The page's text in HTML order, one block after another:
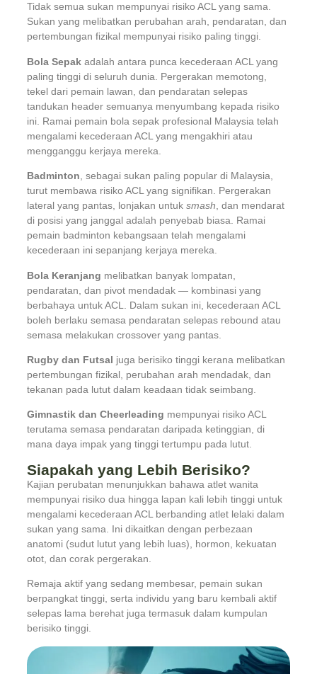
Tidak semua sukan mempunyai risiko ACL yang sama.
Sukan yang melibatkan perubahan arah, pendaratan, dan
pertembungan fizikal mempunyai risiko paling tinggi.
Bola Sepak adalah antara punca kecederaan ACL yang
paling tinggi di seluruh dunia. Pergerakan memotong,
tekel dari pemain lawan, dan pendaratan selepas
tandukan header semuanya menyumbang kepada risiko
ini. Ramai pemain bola sepak profesional Malaysia telah
mengalami kecederaan ACL yang mengakhiri atau
mengganggu kerjaya mereka.
Badminton, sebagai sukan paling popular di Malaysia,
turut membawa risiko ACL yang signifikan. Pergerakan
lateral yang pantas, lonjakan untuk smash, dan mendarat
di posisi yang janggal adalah penyebab biasa. Ramai
pemain badminton kebangsaan telah mengalami
kecederaan ini sepanjang kerjaya mereka.
Bola Keranjang melibatkan banyak lompatan,
pendaratan, dan pivot mendadak — kombinasi yang
berbahaya untuk ACL. Dalam sukan ini, kecederaan ACL
boleh berlaku semasa pendaratan selepas rebound atau
semasa melakukan crossover yang pantas.
Rugby dan Futsal juga berisiko tinggi kerana melibatkan
pertembungan fizikal, perubahan arah mendadak, dan
tekanan pada lutut dalam keadaan tidak seimbang.
Gimnastik dan Cheerleading mempunyai risiko ACL
terutama semasa pendaratan daripada ketinggian, di
mana daya impak yang tinggi tertumpu pada lutut.
Siapakah yang Lebih Berisiko?
Kajian perubatan menunjukkan bahawa atlet wanita
mempunyai risiko dua hingga lapan kali lebih tinggi untuk
mengalami kecederaan ACL berbanding atlet lelaki dalam
sukan yang sama. Ini dikaitkan dengan perbezaan
anatomi (sudut lutut yang lebih luas), hormon, kekuatan
otot, dan corak pergerakan.
Remaja aktif yang sedang membesar, pemain sukan
berpangkat tinggi, serta individu yang baru kembali aktif
selepas lama berehat juga termasuk dalam kumpulan
berisiko tinggi.